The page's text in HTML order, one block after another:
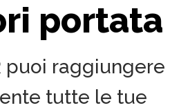
portata
puoi raggiungere
tutte le tue